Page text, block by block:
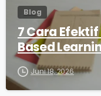
Blog
7 Cara
Based
Juni 18, 2026